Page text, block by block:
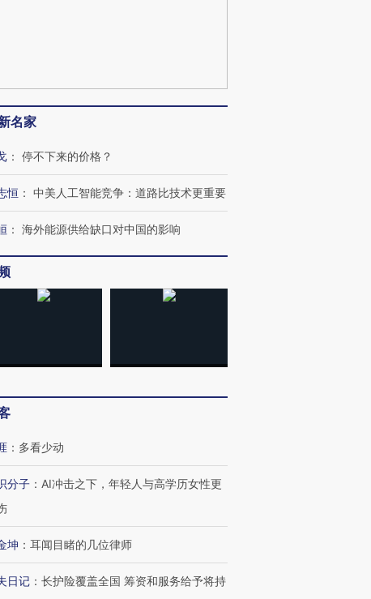
名家
： 停不下来的价格？
恒 ： 中美人工智能竞争：道路比技术更重要
： 海外能源供给缺口对中国的影响
： 多看少动
分子 ： AI冲击之下，年轻人与高学历女性更
坤 ： 耳闻目睹的几位律师
日记 ： 长护险覆盖全国 筹资和服务给予将持